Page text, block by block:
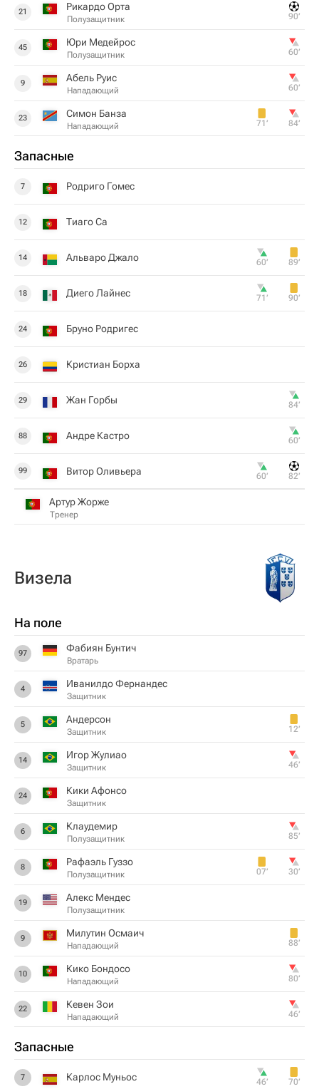
21 Рикардо Орта
Полузащитник 90‎’‎
45 Юри Медейрос
Полузащитник 60‎’‎
9 Абель Руис
Нападающий 60‎’‎
23 Симон Банза
Нападающий 71‎’‎ 84‎’‎
Запасные
7 Родриго Гомес
12 Тиаго Са
14 Альваро Джало 60‎’‎ 89‎’‎
18 Диего Лайнес 71‎’‎ 90‎’‎
24 Бруно Родригес
26 Кристиан Борха
29 Жан Горбы 84‎’‎
88 Андре Кастро 60‎’‎
99 Витор Оливьера 60‎’‎ 82‎’‎
Артур Жорже
Тренер
Визела
На поле
97 Фабиян Бунтич
Вратарь
4 Иванилдо Фернандес
Защитник
5 Андерсон
Защитник 12‎’‎
14 Игор Жулиао
Защитник 46‎’‎
24 Кики Афонсо
Защитник
6 Клаудемир
Полузащитник 85‎’‎
8 Рафаэль Гуззо
Полузащитник 07‎’‎ 30‎’‎
19 Алекс Мендес
Полузащитник
9 Милутин Осмаич
Нападающий 88‎’‎
10 Кико Бондосо
Нападающий 80‎’‎
22 Кевен Зои
Нападающий 46‎’‎
Запасные
7 Карлос Муньос 46‎’‎ 70‎’‎